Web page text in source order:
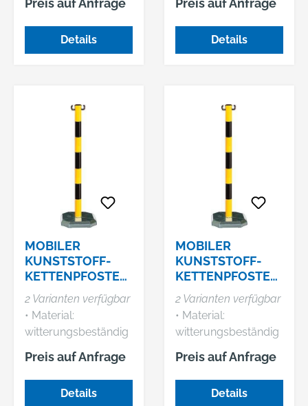
Preis auf Anfrage
Details
einfaches Absperren
und Freigeben von
Durchfahrten,
feuerverzinkt, mit 3
roten Leuchtstreifen
roten Reflexstreifen.
Preis auf Anfrage
Details
MOBILER
KUNSTSTOFF-
KETTENPFOSTEN,
INNEN
2 Varianten verfügbar
• Material:
witterungsbeständig
er Kunststoff •
Kettenhaken:
beidseitig • Mit
leichtem
Preis auf Anfrage
Details
MOBILER
KUNSTSTOFF-
KETTENPFOSTEN,
AUSSEN
2 Varianten verfügbar
• Material:
witterungsbeständig
er Kunststoff •
Kettenhaken:
beidseitig • Mit 3 kg
schwerem Fuß
Preis auf Anfrage
Details